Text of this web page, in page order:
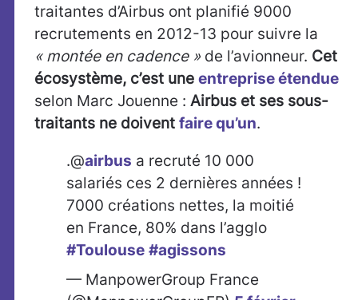
traitantes d’Airbus ont planifié 9000
recrutements en 2012-13 pour suivre la
« montée en cadence »de l’avionneur. Cet
écosystème, c’est une entreprise étendue
selon Marc Jouenne : Airbus et ses sous-
traitants ne doivent faire qu’un.
.@airbus a recruté 10 000
salariés ces 2 dernières années !
7000 créations nettes, la moitié
en France, 80% dans l’agglo
#Toulouse #agissons
— ManpowerGroup France